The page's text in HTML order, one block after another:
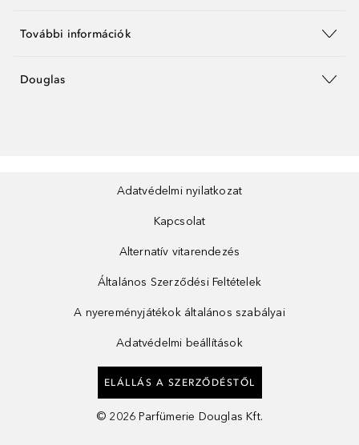
További információk
Douglas
Adatvédelmi nyilatkozat
Kapcsolat
Alternatív vitarendezés
Általános Szerződési Feltételek
A nyereményjátékok általános szabályai
Adatvédelmi beállítások
ELÁLLÁS A SZERZŐDÉSTŐL
© 2026 Parfümerie Douglas Kft.